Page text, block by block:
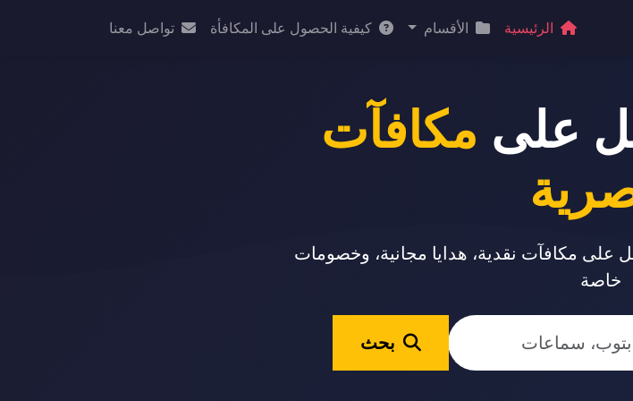
الرئيسية الأقسام كيفية الحصول على المكافأة تواصل معنا
على مكافآت
على مكافآت نقدية، هدايا مجانية، وخصومات
خاصة
بحث